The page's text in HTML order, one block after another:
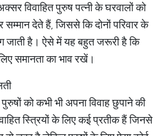
विवाहित पुरुष पत्नी के घरवालों को
देते हैं, जिससे कि दोनों परिवार के
जाती है। ऐसे में यह बहुत जरूरी है कि
समानता का भाव रखें।
को कभी भी अपना विवाह छुपाने की
स्त्रियों के लिए कई प्रतीक हैं जिनसे